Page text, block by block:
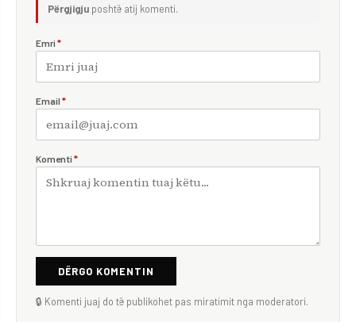
Përgjigju poshtë atij komenti.
Emri *
Email *
Komenti *
DËRGO KOMENTIN
🔒 Komenti juaj do të publikohet pas miratimit nga moderatori.